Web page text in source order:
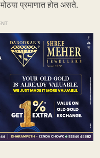
प्रमाणात होत असते.